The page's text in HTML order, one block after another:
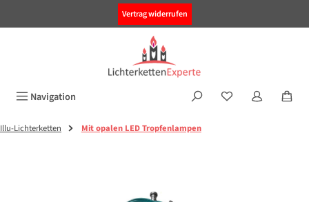
Vertrag widerrufen
Navigation
Illu-Lichterketten Mit opalen LED Tropfenlampen